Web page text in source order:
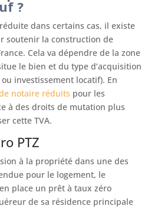
?
dans certains cas, il existe
soutenir la construction de
Cela va dépendre de la zone
le bien et du type d’acquisition
investissement locatif). En
notaire réduits pour les
à des droits de mutation plus
cette TVA.
PTZ
à la propriété dans une des
pour le logement, le
place un prêt à taux zéro
de sa résidence principale